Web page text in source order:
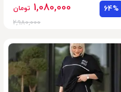
64%
1,080,000 تومان
2,980,000